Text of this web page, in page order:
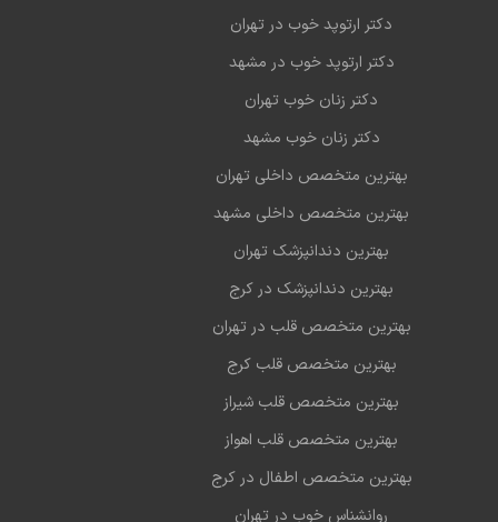
دکتر ارتوپد خوب در تهران
دکتر ارتوپد خوب در مشهد
دکتر زنان خوب تهران
دکتر زنان خوب مشهد
بهترین متخصص داخلی تهران
بهترین متخصص داخلی مشهد
بهترین دندانپزشک تهران
بهترین دندانپزشک در کرج
بهترین متخصص قلب در تهران
بهترین متخصص قلب کرج
بهترین متخصص قلب شیراز
بهترین متخصص قلب اهواز
بهترین متخصص اطفال در کرج
روانشناس خوب در تهران